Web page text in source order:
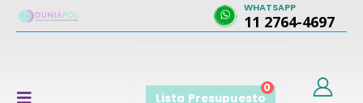
WHATSAPP
11 2764-4697
0
Lista Presupuesto